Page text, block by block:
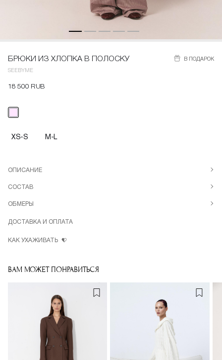
БРЮКИ ИЗ ХЛОПКА В ПОЛОСКУ В ПОДАРОК
SEEBYME
18 500 RUB
XS-S M-L
ОПИСАНИЕ
СОСТАВ
ОБМЕРЫ
ДОСТАВКА И ОПЛАТА
КАК УХАЖИВАТЬ
ВАМ МОЖЕТ ПОНРАВИТЬСЯ